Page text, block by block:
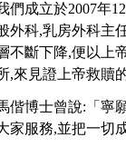
們成立於2007年
外科,乳房外科主
不斷下降,便以上
,來見證上帝救贖
偕博士曾說:「寧
家服務,並把一切